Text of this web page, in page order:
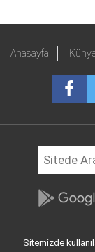
Anasayfa
Sitemizde